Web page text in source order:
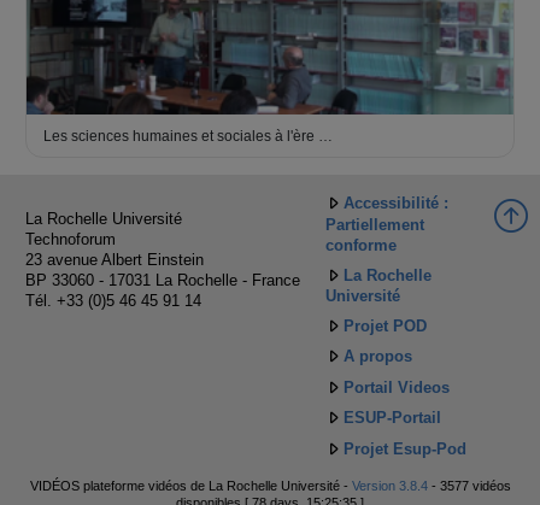
Les sciences humaines et sociales à l'ère …
La Rochelle Université
Technoforum
23 avenue Albert Einstein
BP 33060 - 17031 La Rochelle - France
Tél. +33 (0)5 46 45 91 14
Accessibilité :
Partiellement
conforme
La Rochelle
Université
Projet POD
A propos
Portail Videos
ESUP-Portail
Projet Esup-Pod
VIDÉOS plateforme vidéos de La Rochelle Université - Version 3.8.4- 3577 vidéos